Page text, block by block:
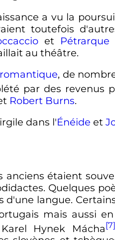
a vu la
toutefois
et Pétrarque
au théâtre.
romantique, de
par des revenus
Robert Burns.
dans l'Énéide et
anciens étaient
Quelques
d'une langue.
mais aussi
Hynek Mácha[7]